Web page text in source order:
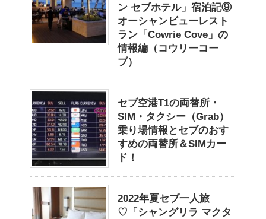
ン セブホテル」宿泊記⑨
オーシャンビューレスト
ラン「Cowrie Cove」の
情報編（コウリーコー
ブ）
セブ空港T1の両替所・
SIM・タクシー（Grab）
乗り場情報とセブのおす
すめの両替所＆SIMカー
ド！
2022年夏セブ一人旅
♡「シャングリラ マクタ